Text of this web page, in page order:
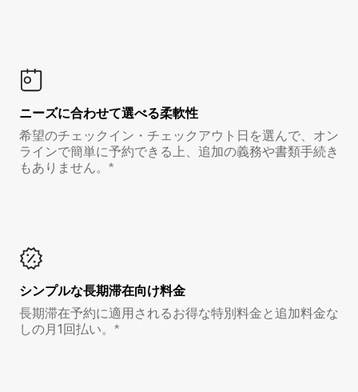
ニーズに合わせて選べる柔軟性
希望のチェックイン・チェックアウト日を選んで、オン
ラインで簡単に予約できる上、追加の義務や書類手続き
もありません。*
シンプルな長期滞在向け料金
長期滞在予約に適用されるお得な特別料金と追加料金な
しの月1回払い。*